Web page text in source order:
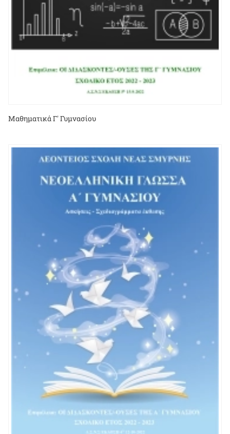
Μαθηματικά Γ' Γυμνασίου